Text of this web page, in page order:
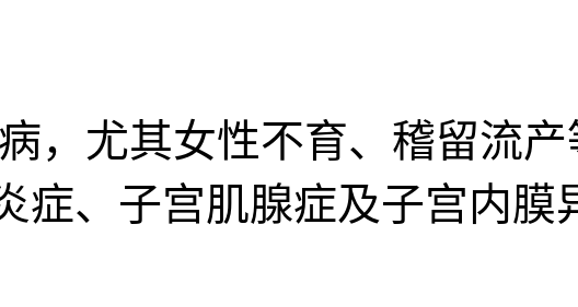
，尤其女性不育、稽留流
症、子宫肌腺症及子宫内膜